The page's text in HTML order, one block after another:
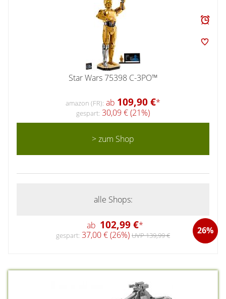
Star Wars 75398 C-3PO™
amazon (FR): ab 109,90 €*
gespart: 30,09 € (21%)
> zum Shop
alle Shops:
ab 102,99 €* 26%
gespart: 37,00 € (26%) UVP 139,99 €